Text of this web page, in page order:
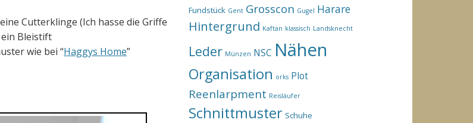
Cutterklinge (Ich hasse die Griffe
Bleistift
wie bei “Haggys Home”
Fundstück Gent Grosscon Gugel Harare
Hintergrund Kaftan klassisch Landsknecht
Leder Münzen NSC Nähen
Organisation orks Plot
Reenlarpment Reisläufer
Schnittmuster Schuhe